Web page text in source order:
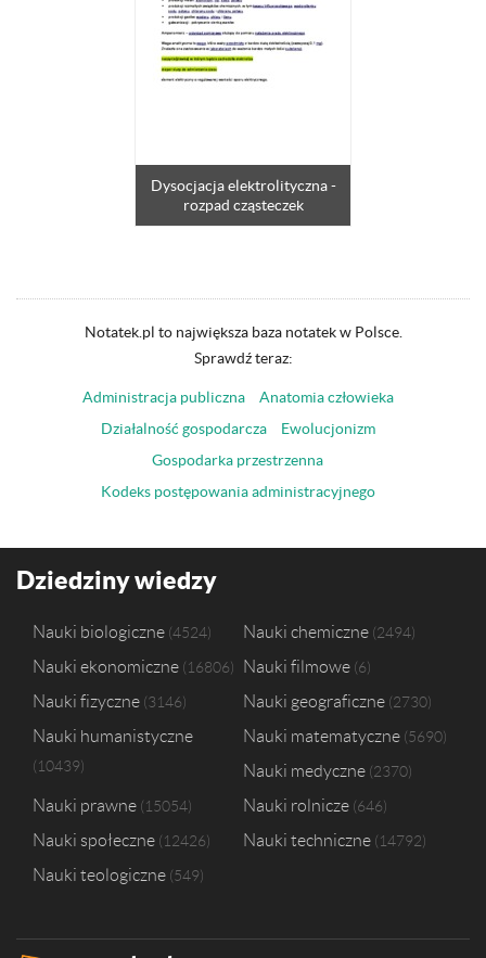
Dysocjacja elektrolityczna -
rozpad cząsteczek
Notatek.pl to największa baza notatek w Polsce.
Sprawdź teraz:
Administracja publiczna
Anatomia człowieka
Działalność gospodarcza
Ewolucjonizm
Gospodarka przestrzenna
Kodeks postępowania administracyjnego
Dziedziny wiedzy
Nauki biologiczne 4524 Nauki chemiczne 2494
Nauki ekonomiczne 16806 Nauki filmowe 6
Nauki fizyczne 3146 Nauki geograficzne 2730
Nauki humanistyczne
10439
Nauki matematyczne 5690
Nauki medyczne 2370
Nauki prawne 15054 Nauki rolnicze 646
Nauki społeczne 12426 Nauki techniczne 14792
Nauki teologiczne 549